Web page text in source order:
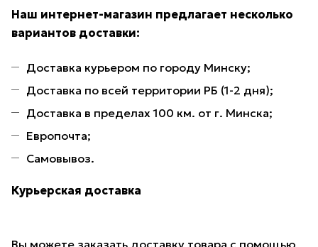
Наш интернет-магазин предлагает несколько
вариантов доставки:
Доставка курьером по городу Минску;
Доставка по всей территории РБ (1-2 дня);
Доставка в пределах 100 км. от г. Минска;
Европочта;
Самовывоз.
Курьерская доставка